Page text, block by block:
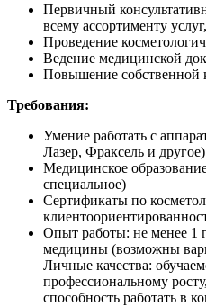
Первичный
всему ассортименту
Проведение
Ведение медицинской
Повышение собственной
Требования:
Умение работать с
Лазер, Фраксель и
Медицинское
специальное)
Сертификаты по
Опыт работы: не менее 1
медицины (возможны
Личные качества:
профессиональному
способность работать в